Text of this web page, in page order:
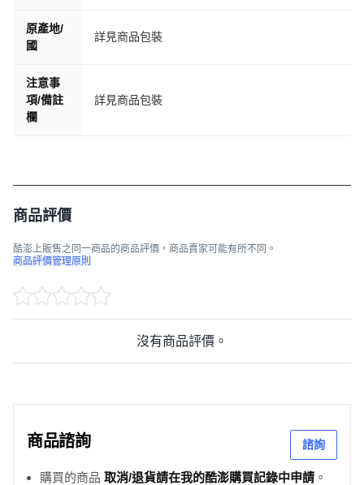
原產地/
國
詳見商品包裝
注意事
項/備註
欄
詳見商品包裝
商品評價
酷澎上販售之同一商品的商品評價，商品賣家可能有所不同。
商品評價管理原則
沒有商品評價。
商品諮詢 諮詢
購買的商品 取消/退貨請在我的酷澎購買記錄中申請 。